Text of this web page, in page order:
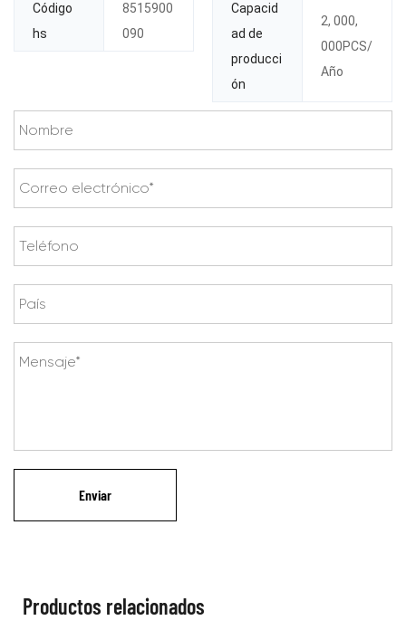
Código
hs
8515900
090
Capacid
ad de
producci
ón
2, 000,
000PCS/
Año
Productos relacionados